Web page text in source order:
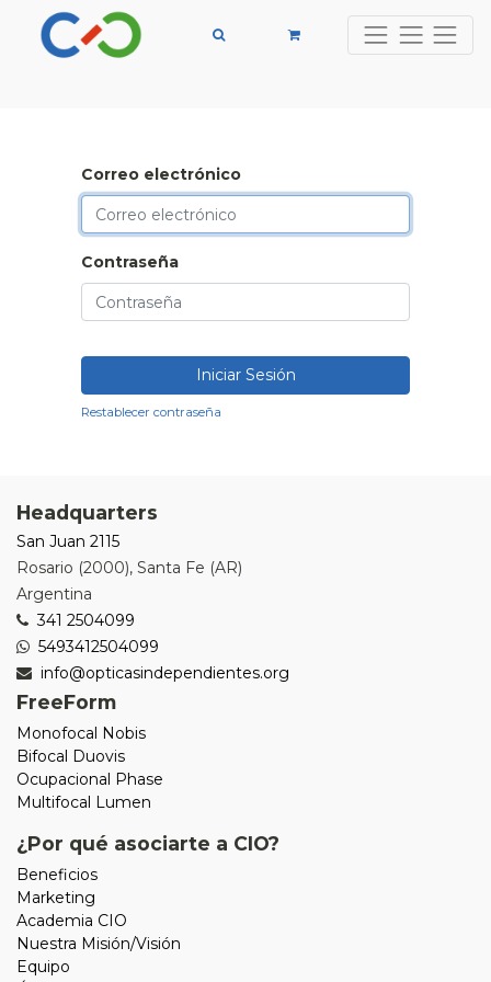
Correo electrónico
Contraseña
Iniciar Sesión
Restablecer contraseña
Headquarters
San Juan 2115
Rosario (2000), Santa Fe (AR)
Argentina
341 2504099
5493412504099
info@opticasindependientes.org
FreeForm
Monofocal Nobis
Bifocal Duovis
Ocupacional Phase
Multifocal Lumen
¿Por qué asociarte a CIO?
Beneficios
Marketing
Academia CIO
Nuestra Misión/Visión
Equipo